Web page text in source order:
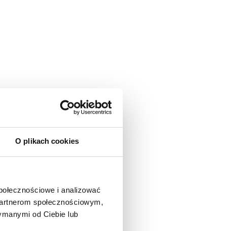
O plikach cookies
i analizować
społecznościowym,
od Ciebie lub